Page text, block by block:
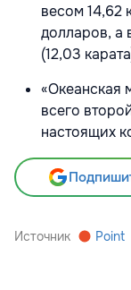
весом 14,62
долларов, а
(12,03
«Океанская
всего
настоящих
Источник Point